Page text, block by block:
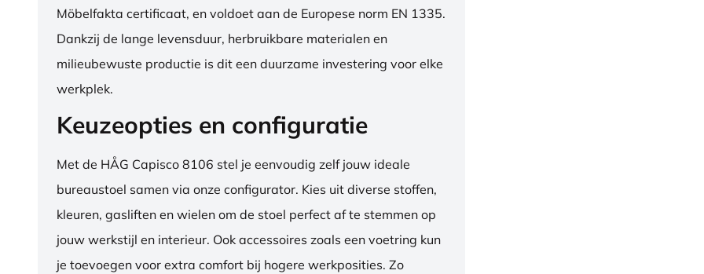
Möbelfakta certificaat, en voldoet aan de Europese norm EN 1335.
Dankzij de lange levensduur, herbruikbare materialen en
milieubewuste productie is dit een duurzame investering voor elke
werkplek.
Keuzeopties en configuratie
Met de HÅG Capisco 8106 stel je eenvoudig zelf jouw ideale
bureaustoel samen via onze configurator. Kies uit diverse stoffen,
kleuren, gasliften en wielen om de stoel perfect af te stemmen op
jouw werkstijl en interieur. Ook accessoires zoals een voetring kun
je toevoegen voor extra comfort bij hogere werkposities. Zo